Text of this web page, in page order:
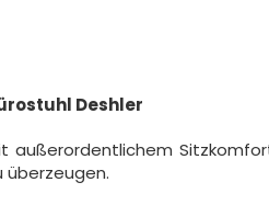
Deshler
außerordentlichem
überzeugen.